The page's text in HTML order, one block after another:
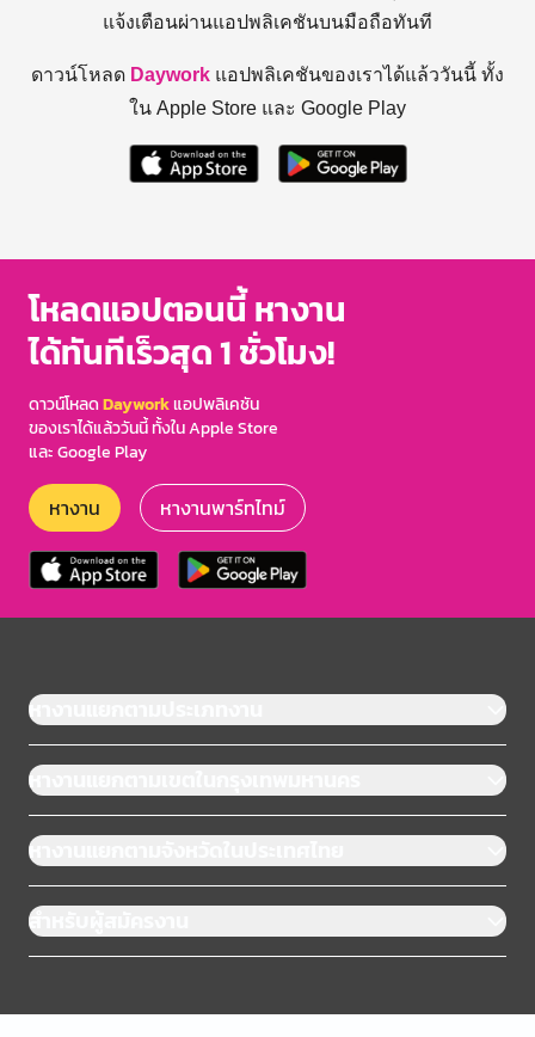
แจ้งเตือนผ่านแอปพลิเคชันบนมือถือทันที
ดาวน์โหลด Daywork แอปพลิเคชันของเราได้แล้ววันนี้ ทั้ง
ใน Apple Store และ Google Play
โหลดแอปตอนนี้ หางาน
ได้ทันทีเร็วสุด 1 ชั่วโมง!
ดาวน์โหลดDayworkแอปพลิเคชัน
ของเราได้แล้ววันนี้ ทั้งใน Apple Store
และ Google Play
หางาน หางานพาร์ทไทม์
หางานแยกตามประเภทงาน
หางานแยกตามเขตในกรุงเทพมหานคร
หางานแยกตามจังหวัดในประเทศไทย
สำหรับผู้สมัครงาน